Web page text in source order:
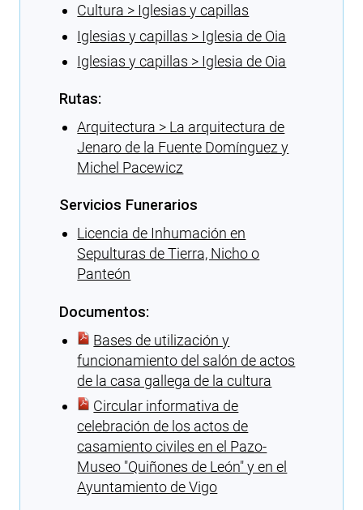
Cultura > Iglesias y capillas
Iglesias y capillas > Iglesia de Oia
Iglesias y capillas > Iglesia de Oia
Rutas:
Arquitectura > La arquitectura de
Jenaro de la Fuente Domínguez y
Michel Pacewicz
Servicios Funerarios
Licencia de Inhumación en
Sepulturas de Tierra, Nicho o
Panteón
Documentos:
Bases de utilización y
funcionamiento del salón de actos
de la casa gallega de la cultura
Circular informativa de
celebración de los actos de
casamiento civiles en el Pazo-
Museo ″Quiñones de León″ y en el
Ayuntamiento de Vigo